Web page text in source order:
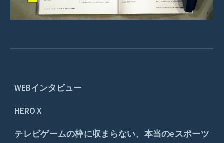
WEBインタビュー
HERO X
テレビゲームの枠に収まらない、本当のeスポーツ